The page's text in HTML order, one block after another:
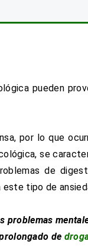
pueden
por lo que
se
de
este tipo de
problemas
de